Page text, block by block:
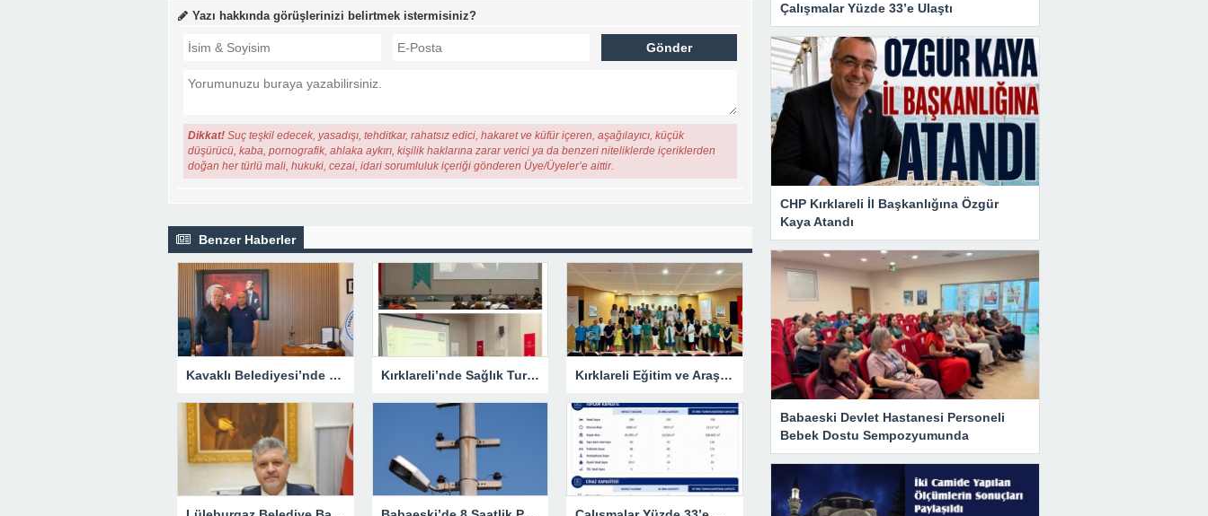
Yazı hakkında görüşlerinizi belirtmek istermisiniz?
Dikkat! Suç teşkil edecek, yasadışı, tehditkar, rahatsız edici, hakaret ve küfür içeren, aşağılayıcı, küçük
düşürücü, kaba, pornografik, ahlaka aykırı, kişilik haklarına zarar verici ya da benzeri niteliklerde içeriklerden
doğan her türlü mali, hukuki, cezai, idari sorumluluk içeriği gönderen Üye/Üyeler’e aittir.
Benzer Haberler
Kavaklı Belediyesi’nde Fahri Özkan Ziyareti Kırklareli’nde Sağlık Turizmi Masaya Yatırıldı Kırklareli Eğitim ve Araştırma Hastanesi’nde Eğitim Planlaması Masaya Yatırıldı
Çalışmalar Yüzde 33’e Ulaştı
CHP Kırklareli İl Başkanlığına Özgür
Kaya Atandı
Babaeski Devlet Hastanesi Personeli
Bebek Dostu Sempozyumunda